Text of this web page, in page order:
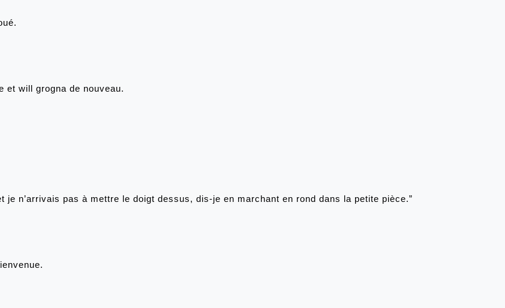
et will grogna de nouveau.
n’arrivais pas à mettre le doigt dessus, dis-je en marchant en rond dans la petite pièce.”